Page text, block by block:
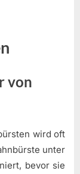
von
wird oft
unter
bevor sie